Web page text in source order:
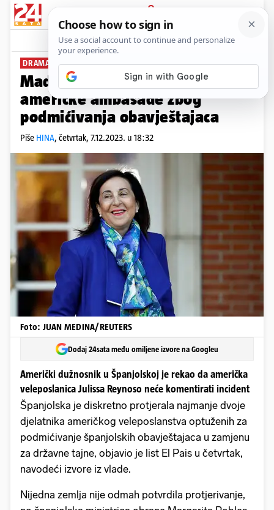
PRIJAVA
News Komentari
DRAMA U ODNOSIMA
Madrid protjerao dva djelatnika
američke ambasade zbog
podmićivanja obavještajaca
Piše HINA, četvrtak, 7.12.2023. u 18:32
Foto: JUAN MEDINA/REUTERS
Dodaj 24sata među omiljene izvore na Googleu
Američki dužnosnik u Španjolskoj je rekao da američka
veleposlanica Julissa Reynoso neće komentirati incident
Španjolska je diskretno protjerala najmanje dvoje
djelatnika američkog veleposlanstva optuženih za
podmićivanje španjolskih obavještajaca u zamjenu
za državne tajne, objavio je list El Pais u četvrtak,
navodeći izvore iz vlade.
Nijedna zemlja nije odmah potvrdila protjerivanje,